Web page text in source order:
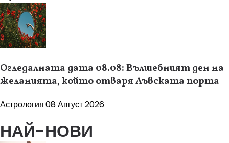
Огледалната дата 08.08: Вълшебният ден на
желанията, който отваря Лъвската порта
Астрология08 Август 2026
НАЙ-НОВИ